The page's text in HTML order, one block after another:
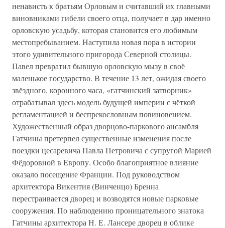
ненависть к братьям Орловым и считавший их главными
виновниками гибели своего отца, получает в дар именно
орловскую усадьбу, которая становится его любимым
местопребыванием. Наступила новая пора в истории
этого удивительного пригорода Северной столицы.
Павел превратил бывшую орловскую мызу в своё
маленькое государство. В течение 13 лет, ожидая своего
звёздного, коронного часа, «гатчинский затворник»
отрабатывал здесь модель будущей империи с чёткой
регламентацией и беспрекословным повиновением.
Художественный образ дворцово-паркового ансамбля
Гатчины претерпел существенные изменения после
поездки цесаревича Павла Петровича с супругой Марией
Фёдоровной в Европу. Особо благоприятное влияние
оказало посещение Франции. Под руководством
архитектора Викентия (Винченцо) Бренна
перестраивается дворец и возводятся новые парковые
сооружения. По наблюдению проницательного знатока
Гатчины архитектора Н. Е. Лансере дворец в облике